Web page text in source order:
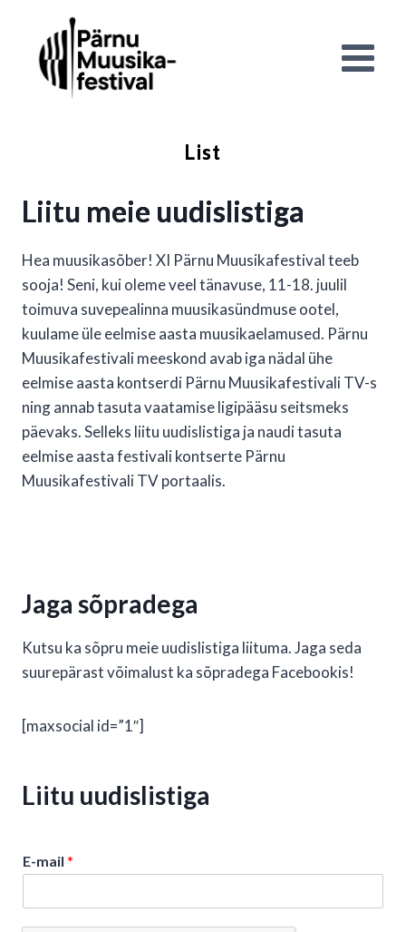
List
Liitu meie uudislistiga
Hea muusikasõber! XI Pärnu Muusikafestival teeb
sooja! Seni, kui oleme veel tänavuse, 11-18. juulil
toimuva suvepealinna muusikasündmuse ootel,
kuulame üle eelmise aasta muusikaelamused. Pärnu
Muusikafestivali meeskond avab iga nädal ühe
eelmise aasta kontserdi Pärnu Muusikafestivali TV-s
ning annab tasuta vaatamise ligipääsu seitsmeks
päevaks. Selleks liitu uudislistiga ja naudi tasuta
eelmise aasta festivali kontserte Pärnu
Muusikafestivali TV portaalis.
Jaga sõpradega
Kutsu ka sõpru meie uudislistiga liituma. Jaga seda
suurepärast võimalust ka sõpradega Facebookis!
[maxsocial id=”1″]
Liitu uudislistiga
E-mail *